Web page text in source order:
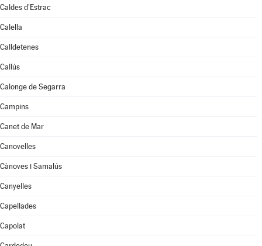
Caldes d'Estrac
Calella
Calldetenes
Callús
Calonge de Segarra
Campins
Canet de Mar
Canovelles
Cànoves i Samalús
Canyelles
Capellades
Capolat